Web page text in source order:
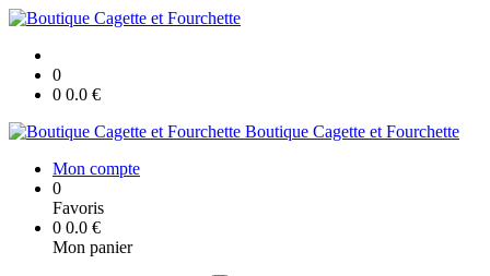
0
0 0.0 €
Boutique Cagette et Fourchette
Mon compte
0
Favoris
0 0.0 €
Mon panier